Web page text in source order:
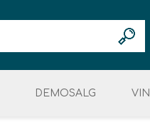
DEMOSALG